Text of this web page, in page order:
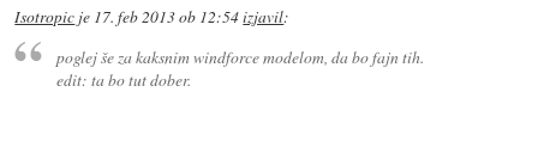
Isotropic je 17. feb 2013 ob 12:54izjavil:
poglej še za kaksnim windforce modelom, da bo fajn tih.
edit: ta bo tut dober.